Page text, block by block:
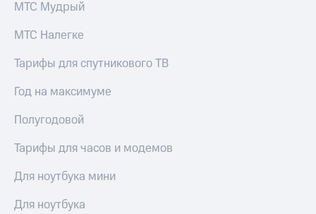
Контроль
аудит
акций
Описание
Программа
приобретения
выкупа
акций
Дивиденды
Рынок
облигаций
МТС Мудрый
МТС Налегке
Тарифы для спутникового ТВ
Год на максимуме
Полугодовой
Тарифы для часов и модемов
Для ноутбука мини
Для ноутбука